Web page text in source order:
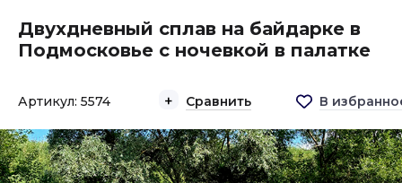
Двухдневный сплав на байдарке в
Подмосковье с ночевкой в палатке
Артикул: 5574 Сравнить В